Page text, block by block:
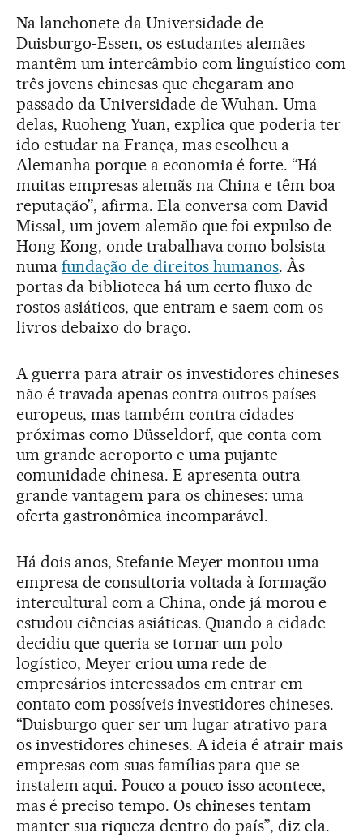
Na lanchonete da Universidade de
Duisburgo-Essen, os estudantes alemães
mantêm um intercâmbio com linguístico com
três jovens chinesas que chegaram ano
passado da Universidade de Wuhan. Uma
delas, Ruoheng Yuan, explica que poderia ter
ido estudar na França, mas escolheu a
Alemanha porque a economia é forte. “Há
muitas empresas alemãs na China e têm boa
reputação”, afirma. Ela conversa com David
Missal, um jovem alemão que foi expulso de
Hong Kong, onde trabalhava como bolsista
numa fundação de direitos humanos. Às
portas da biblioteca há um certo fluxo de
rostos asiáticos, que entram e saem com os
livros debaixo do braço.
A guerra para atrair os investidores chineses
não é travada apenas contra outros países
europeus, mas também contra cidades
próximas como Düsseldorf, que conta com
um grande aeroporto e uma pujante
comunidade chinesa. E apresenta outra
grande vantagem para os chineses: uma
oferta gastronômica incomparável.
Há dois anos, Stefanie Meyer montou uma
empresa de consultoria voltada à formação
intercultural com a China, onde já morou e
estudou ciências asiáticas. Quando a cidade
decidiu que queria se tornar um polo
logístico, Meyer criou uma rede de
empresários interessados em entrar em
contato com possíveis investidores chineses.
“Duisburgo quer ser um lugar atrativo para
os investidores chineses. A ideia é atrair mais
empresas com suas famílias para que se
instalem aqui. Pouco a pouco isso acontece,
mas é preciso tempo. Os chineses tentam
manter sua riqueza dentro do país”, diz ela.